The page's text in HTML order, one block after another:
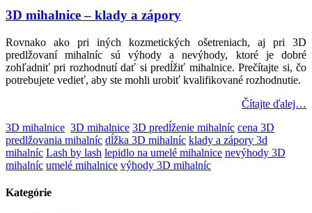
3D mihalnice – klady a zápory
Rovnako ako pri iných kozmetických ošetreniach, aj pri 3D
predlžovaní mihalníc sú výhody a nevýhody, ktoré je dobré
zohľadniť pri rozhodnutí dať si predĺžiť mihalnice. Prečítajte si, čo
potrebujete vedieť, aby ste mohli urobiť kvalifikované rozhodnutie.
Čítajte ďalej…
3D mihalnice 3D mihalnice 3D predĺženie mihalníc cena 3D
predlžovania mihalníc dĺžka 3D mihalníc klady a zápory 3d
mihalníc Lash by lash lepidlo na umelé mihalnice nevýhody 3D
mihalníc umelé mihalnice výhody 3D mihalníc
Kategórie